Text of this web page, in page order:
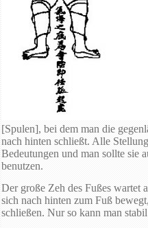
[Spulen], bei dem man die
nach hinten schließt. Alle
Bedeutungen und man sollte sie
benutzen.
Der große Zeh des Fußes wartet
sich nach hinten zum Fuß
schließen. Nur so kann man